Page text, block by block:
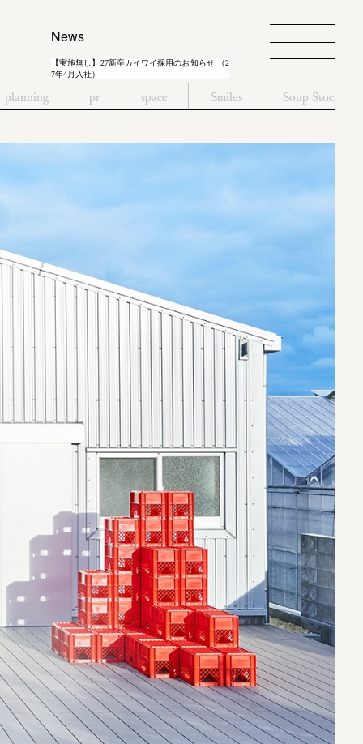
News
【実施無し】27新卒カイワイ採用のお知らせ （2
7年4月入社）
planning pr space Smiles Soup Stock